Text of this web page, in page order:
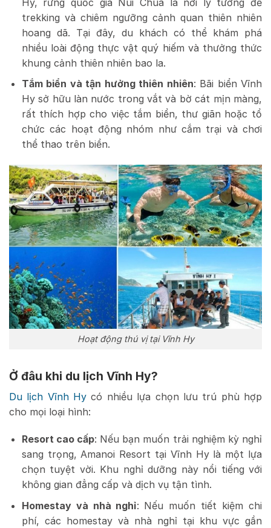
trekking và chiêm ngưỡng cảnh quan thiên nhiên
hoang dã. Tại đây, du khách có thể khám phá
nhiều loài động thực vật quý hiếm và thưởng thức
khung cảnh thiên nhiên bao la.
Tắm biển và tận hưởng thiên nhiên: Bãi biển Vĩnh
Hy sở hữu làn nước trong vắt và bờ cát mịn màng,
rất thích hợp cho việc tắm biển, thư giãn hoặc tổ
chức các hoạt động nhóm như cắm trại và chơi
thể thao trên biển.
Hoạt động thú vị tại Vĩnh Hy
Ở đâu khi du lịch Vĩnh Hy?
Du lịch Vĩnh Hy có nhiều lựa chọn lưu trú phù hợp
cho mọi loại hình:
Resort cao cấp: Nếu bạn muốn trải nghiệm kỳ nghỉ
sang trọng, Amanoi Resort tại Vĩnh Hy là một lựa
chọn tuyệt vời. Khu nghỉ dưỡng này nổi tiếng với
không gian đẳng cấp và dịch vụ tận tình.
Homestay và nhà nghỉ: Nếu muốn tiết kiệm chi
phí, các homestay và nhà nghỉ tại khu vực gần